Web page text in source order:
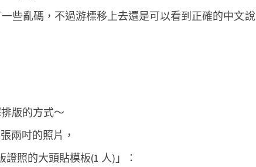
些亂碼，不過游標移上去還是可以看到正確的中文說
版的方式～
兩吋的照片，
證照的大頭貼模板(1 人)」：